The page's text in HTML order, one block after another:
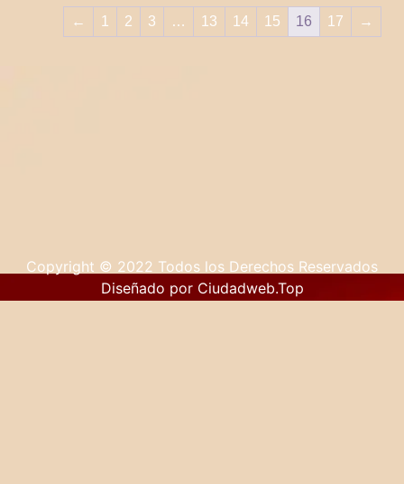
← 1 2 3 … 13 14 15 16 17 →
Copyright © 2022 Todos los Derechos Reservados
Diseñado por Ciudadweb.Top